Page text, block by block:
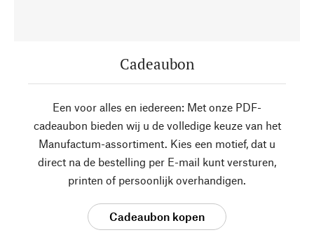
Cadeaubon
Een voor alles en iedereen: Met onze PDF-
cadeaubon bieden wij u de volledige keuze van het
Manufactum-assortiment. Kies een motief, dat u
direct na de bestelling per E-mail kunt versturen,
printen of persoonlijk overhandigen.
Cadeaubon kopen